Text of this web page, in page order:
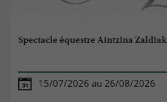
Spectacle équestre Aintzina Zaldiak
15/07/2026 au 26/08/2026